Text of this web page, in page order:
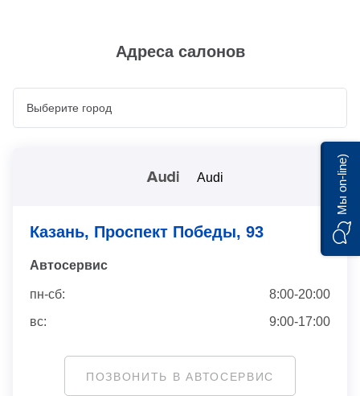
Адреса салонов
Audi
Казань, Проспект Победы, 93
Автосервис
пн-сб:
8:00-20:00
вс:
9:00-17:00
ПОЗВОНИТЬ В АВТОСЕРВИС
Мы on-line)